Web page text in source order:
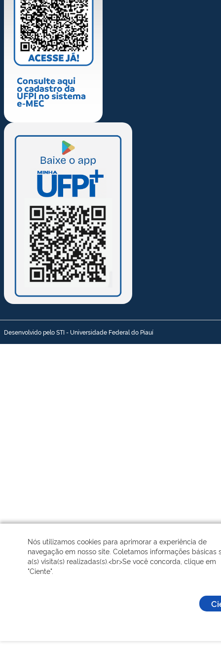
Desenvolvido pelo STI - Universidade Federal do Piauí
Nós utilizamos cookies para aprimorar a experiência de
navegação em nosso site. Coletamos informações básicas
a(s) visita(s) realizadas(s).<br>Se você concorda, clique em
"Ciente".